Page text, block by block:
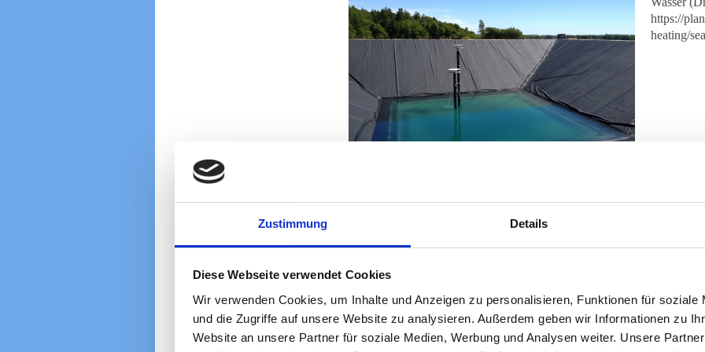
Zustimmung Details
Diese Webseite verwendet Cookies
Wir verwenden Cookies, um Inhalte und Anzeigen zu personalisieren, Funktionen für soziale
und die Zugriffe auf unsere Website zu analysieren. Außerdem geben wir Informationen zu
Website an unsere Partner für soziale Medien, Werbung und Analysen weiter. Unsere
https://
heating/
Der Saisonalspeicher in Bracht wird im aktuellen Konzept
solarthermischen Freiflächenanlage(Kollektorfläche ca.
allem in Dänemark häufig in der Fernwärmeversorgung zum
einerWärmepumpe , die den saisonalen Wärmespeicher als
Auskühlung des Speichers deutlich verbessert, so dass dieser
Nutzung der Wärmepumpe erfordert eine möglichst